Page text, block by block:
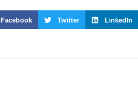
Facebook Twitter LinkedIn